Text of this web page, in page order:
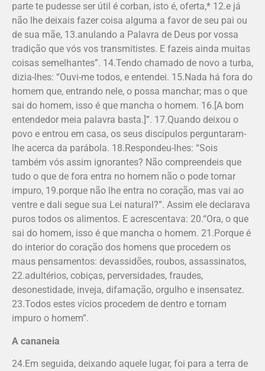
parte te pudesse ser útil é corban, isto é, oferta,* 12.e já
não lhe deixais fazer coisa alguma a favor de seu pai ou
de sua mãe, 13.anulando a Palavra de Deus por vossa
tradição que vós vos transmitistes. E fazeis ainda muitas
coisas semelhantes”. 14.Tendo chamado de novo a turba,
dizia-lhes: “Ouvi-me todos, e entendei. 15.Nada há fora do
homem que, entrando nele, o possa manchar; mas o que
sai do homem, isso é que mancha o homem. 16.[A bom
entendedor meia palavra basta.]”. 17.Quando deixou o
povo e entrou em casa, os seus discípulos perguntaram-
lhe acerca da parábola. 18.Respondeu-lhes: “Sois
também vós assim ignorantes? Não compreendeis que
tudo o que de fora entra no homem não o pode tornar
impuro, 19.porque não lhe entra no coração, mas vai ao
ventre e dali segue sua Lei natural?”. Assim ele declarava
puros todos os alimentos. E acrescentava: 20.“Ora, o que
sai do homem, isso é que mancha o homem. 21.Porque é
do interior do coração dos homens que procedem os
maus pensamentos: devassidões, roubos, assassinatos,
22.adultérios, cobiças, perversidades, fraudes,
desonestidade, inveja, difamação, orgulho e insensatez.
23.Todos estes vícios procedem de dentro e tornam
impuro o homem”.
A cananeia
24.Em seguida, deixando aquele lugar, foi para a terra de